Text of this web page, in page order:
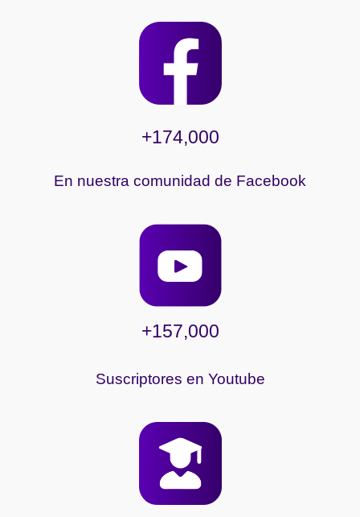
+174,000
En nuestra comunidad de Facebook
+157,000
Suscriptores en Youtube